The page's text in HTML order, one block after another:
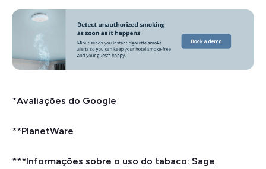
*Avaliações do Google
**PlanetWare
***Informações sobre o uso do tabaco: Sage